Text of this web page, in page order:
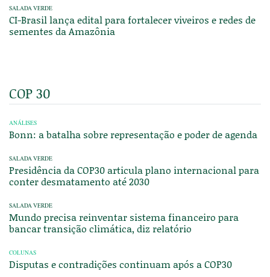
SALADA VERDE
CI-Brasil lança edital para fortalecer viveiros e redes de
sementes da Amazônia
COP 30
ANÁLISES
Bonn: a batalha sobre representação e poder de agenda
SALADA VERDE
Presidência da COP30 articula plano internacional para
conter desmatamento até 2030
SALADA VERDE
Mundo precisa reinventar sistema financeiro para
bancar transição climática, diz relatório
COLUNAS
Disputas e contradições continuam após a COP30